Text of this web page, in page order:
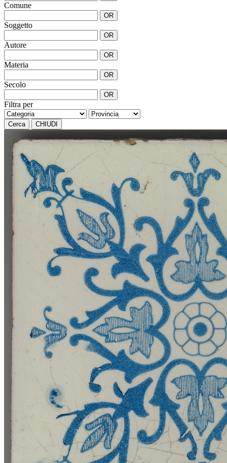
Comune
OR
Soggetto
OR
Autore
OR
Materia
OR
Secolo
OR
Filtra per
Cerca CHIUDI